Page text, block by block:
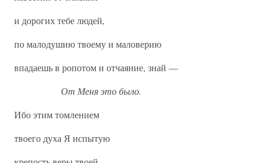
и дорогих тебе людей,
по малодушию твоему и маловерию
впадаешь в ропотом и отчаяние, знай —
От Меня это было.
Ибо этим томлением
твоего духа Я испытую